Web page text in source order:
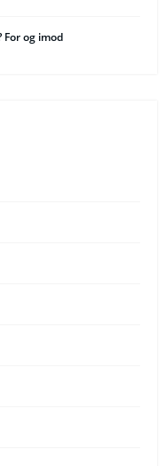
og imod